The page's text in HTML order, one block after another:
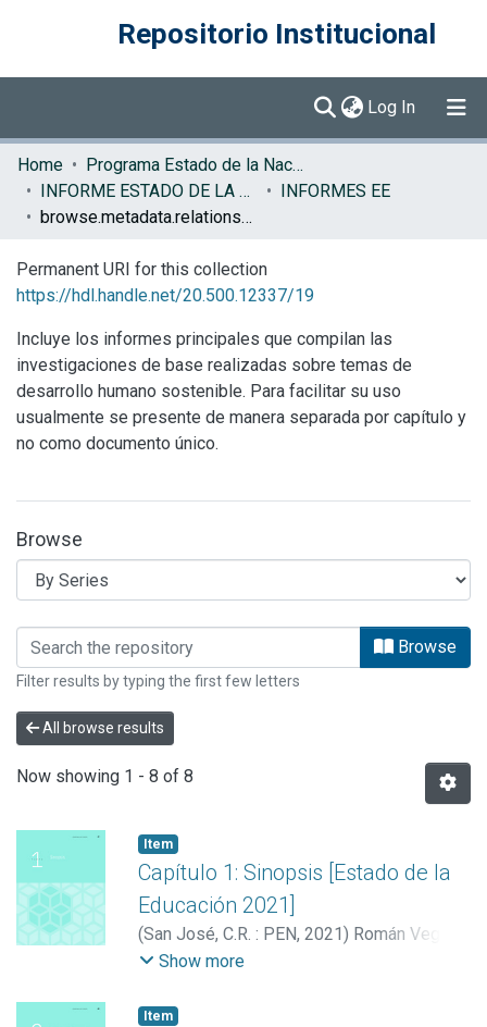
Repositorio Institucional
Log In (current)
Communities & Collections
Browse DSpace
Home
Programa Estado de la Nación (PEN)
INFORME ESTADO DE LA EDUCACION
INFORMES EE
browse.metadata.relationseries.breadcrumbs
Permanent URI for this collection
https://hdl.handle.net/20.500.12337/19
Incluye los informes principales que compilan las
investigaciones de base realizadas sobre temas de
desarrollo humano sostenible. Para facilitar su uso
usualmente se presente de manera separada por capítulo y
no como documento único.
Browse
Browsing INFORMES EE by Browse
Filter results by typing the first few letters
All browse results
Now showing 1 - 8 of 8
Item
Capítulo 1: Sinopsis [Estado de la
Educación 2021]
(San José, C.R. : PEN, 2021) Román Vega,
Isabel;Vargas Cullell, Jorge
Murillo-Delgado, Dagoberto
Show more
Item